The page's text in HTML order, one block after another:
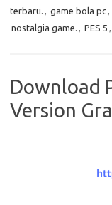
terbaru. , game bola pc,
nostalgia game. , PES 5 ,
Download
Version